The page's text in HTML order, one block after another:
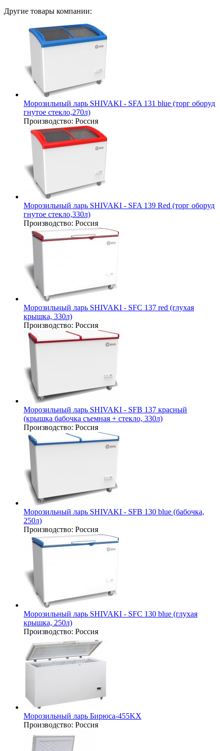
Другие товары компании:
Морозильный ларь SHIVAKI - SFA 131 blue (торг оборуд
гнутое стекло,270л)
Производство: Россия
Морозильный ларь SHIVAKI - SFA 139 Red (торг оборуд
гнутое стекло,330л)
Производство: Россия
Морозильный ларь SHIVAKI - SFC 137 red (глухая
крышка, 330л)
Производство: Россия
Морозильный ларь SHIVAKI - SFB 137 красный
(крышка бабочка съемная + стекло, 330л)
Производство: Россия
Морозильный ларь SHIVAKI - SFB 130 blue (бабочка,
250л)
Производство: Россия
Морозильный ларь SHIVAKI - SFC 130 blue (глухая
крышка, 250л)
Производство: Россия
Морозильный ларь Бирюса-455KX
Производство: Россия